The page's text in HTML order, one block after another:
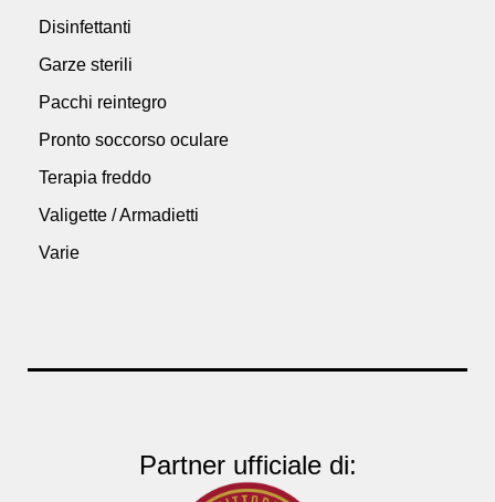
Disinfettanti
Garze sterili
Pacchi reintegro
Pronto soccorso oculare
Terapia freddo
Valigette / Armadietti
Varie
Partner ufficiale di: